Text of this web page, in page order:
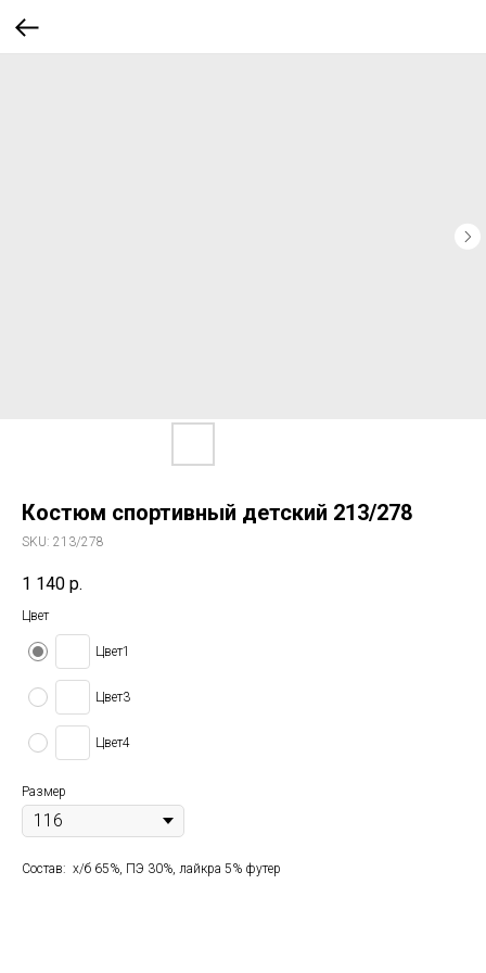
Костюм спортивный детский 213/278
SKU: 213/278
1 140 р.
Цвет
Цвет1
Цвет3
Цвет4
Размер
Состав: х/б 65%, ПЭ 30%, лайкра 5% футер